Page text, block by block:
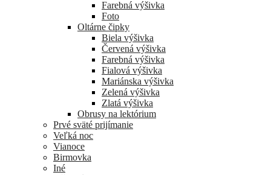
Farebná výšivka
Foto
Oltárne čipky
Biela výšivka
Červená výšivka
Farebná výšivka
Fialová výšivka
Mariánska výšivka
Zelená výšivka
Zlatá výšivka
Obrusy na lektórium
Prvé sväté prijímanie
Veľká noc
Vianoce
Birmovka
Iné